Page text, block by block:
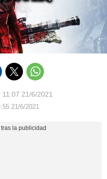
11:07 21/6/2021
21/6/2021